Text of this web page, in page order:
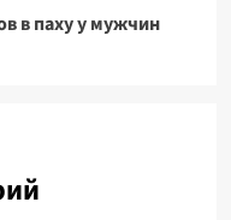
в паху у мужчин